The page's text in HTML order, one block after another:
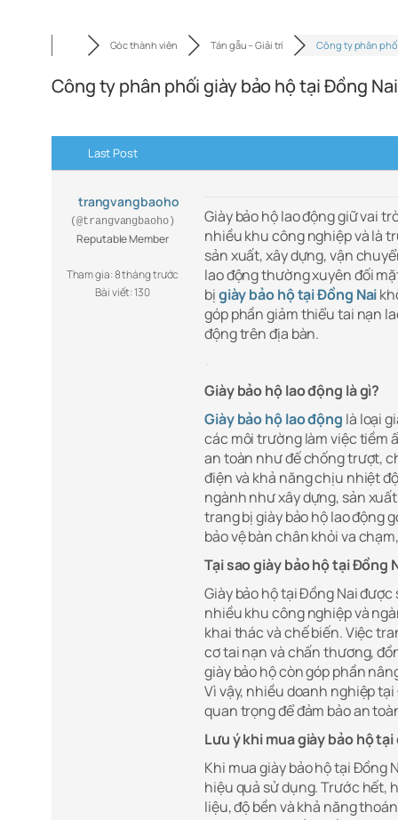
Góc thành viên Tán gẫu – Giải trí Công ty phân phối
Công ty phân phối giày bảo hộ tại Đồng
Last Post
trangvangbaoho
(@trangvangbaoho)
Reputable Member
Tham gia: 8 tháng trước
Bài viết: 130
Giày bảo hộ lao động giữ vai
nhiều khu công nghiệp và là
sản xuất, xây dựng, vận
lao động thường xuyên đối
bịgiày bảo hộ tại Đồng Nai
góp phần giảm thiểu tai nạn
động trên địa bàn.
Giày bảo hộ lao động là gì?
Giày bảo hộ lao động là loại
các môi trường làm việc tiềm
an toàn như đế chống trượt,
điện và khả năng chịu nhiệt
ngành như xây dựng, sản
trang bị giày bảo hộ lao động
bảo vệ bàn chân khỏi va
Tại sao giày bảo hộ tại Đồng
Giày bảo hộ tại Đồng Nai
nhiều khu công nghiệp và
khai thác và chế biến. Việc
cơ tai nạn và chấn thương,
giày bảo hộ còn góp phần
Vì vậy, nhiều doanh nghiệp
quan trọng để đảm bảo an
Lưu ý khi mua giày bảo hộ
Khi mua giày bảo hộ tại Đồng
hiệu quả sử dụng. Trước hết,
liệu, độ bền và khả năng